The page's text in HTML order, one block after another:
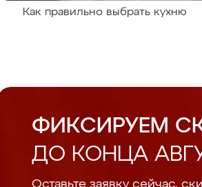
Как правильно выбрать кухню
ФИКСИРУЕМ
ДО КОНЦА
Оставьте заявку сейчас,